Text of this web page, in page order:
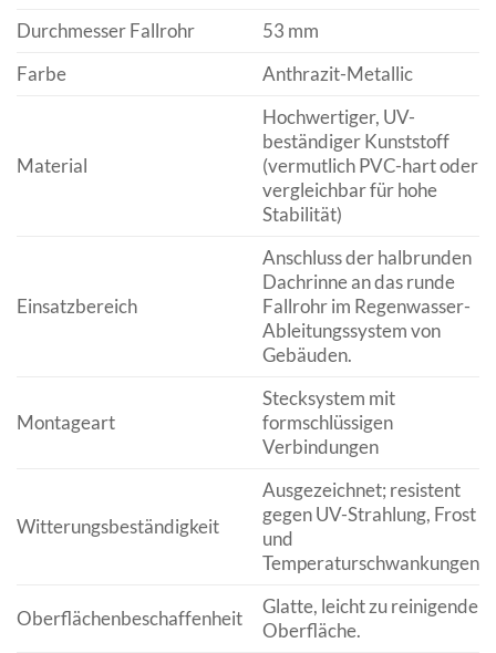
Durchmesser Fallrohr
53 mm
Farbe
Anthrazit-Metallic
Material
Hochwertiger, UV-
beständiger Kunststoff
(vermutlich PVC-hart oder
vergleichbar für hohe
Stabilität)
Einsatzbereich
Anschluss der halbrunden
Dachrinne an das runde
Fallrohr im Regenwasser-
Ableitungssystem von
Gebäuden.
Montageart
Stecksystem mit
formschlüssigen
Verbindungen
Witterungsbeständigkeit
Ausgezeichnet; resistent
gegen UV-Strahlung, Frost
und
Temperaturschwankungen.
Oberflächenbeschaffenheit
Glatte, leicht zu reinigende
Oberfläche.